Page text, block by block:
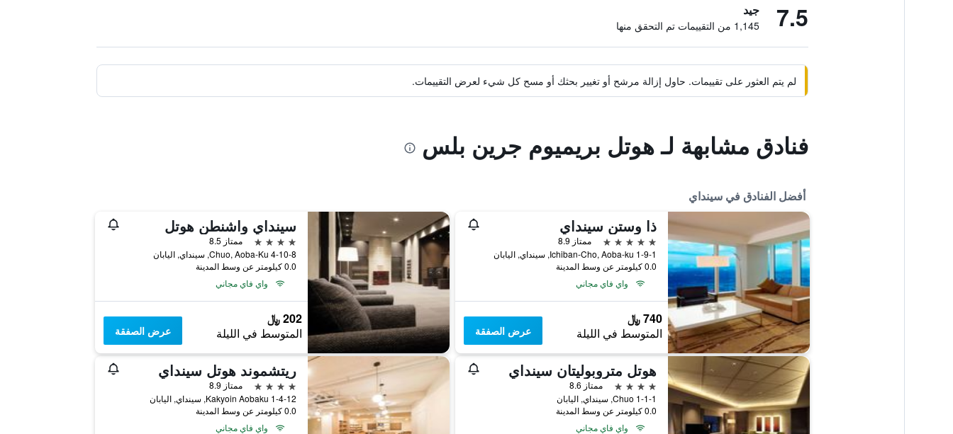
7.5 جيد
1,145 من التقييمات تم التحقق منها
لم يتم العثور على تقييمات. حاول إزالة مرشح أو تغيير بحثك أو مسح كل شيء لعرض التقييمات.
فنادق مشابهة لـ هوتل بريميوم جرين بلس
أفضل الفنادق في سينداي
ذا وستن سينداي
5 نجوم
ممتاز 8.9
1-9-1 Ichiban-Cho, Aoba-ku, سينداي, اليابان
0.0 كيلومتر عن وسط المدينة
واي فاي مجاني
740 ﷼
المتوسط في الليلة عرض الصفقة
سينداي واشنطن هوتل
4 نجوم
ممتاز 8.5
4-10-8 Chuo, Aoba-Ku, سينداي, اليابان
0.0 كيلومتر عن وسط المدينة
واي فاي مجاني
202 ﷼
المتوسط في الليلة عرض الصفقة
هوتل متروبوليتان سينداي
4 نجوم
ممتاز 8.6
1-1-1 Chuo, سينداي, اليابان
0.0 كيلومتر عن وسط المدينة
واي فاي مجاني
ريتشموند هوتل سينداي
4 نجوم
ممتاز 8.9
1-4-12 Kakyoin Aobaku, سينداي, اليابان
0.0 كيلومتر عن وسط المدينة
واي فاي مجاني